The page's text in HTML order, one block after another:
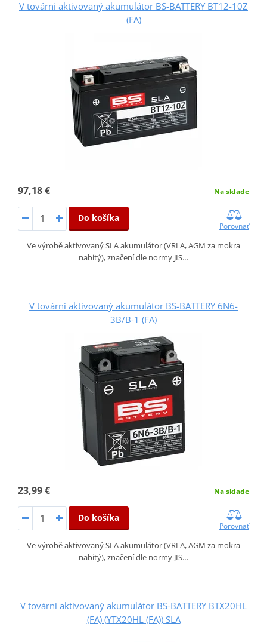
V továrni aktivovaný akumulátor BS-BATTERY BT12-10Z
(FA)
97,18 € Na sklade
Do košíka
Porovnať
Ve výrobě aktivovaný SLA akumulátor (VRLA, AGM za mokra
nabitý), značení dle normy JIS…
V továrni aktivovaný akumulátor BS-BATTERY 6N6-
3B/B-1 (FA)
23,99 € Na sklade
Do košíka
Porovnať
Ve výrobě aktivovaný SLA akumulátor (VRLA, AGM za mokra
nabitý), značení dle normy JIS…
V továrni aktivovaný akumulátor BS-BATTERY BTX20HL
(FA) (YTX20HL (FA)) SLA